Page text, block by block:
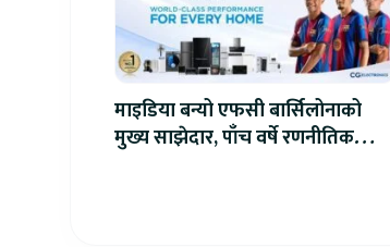
माइडिया बन्यो एफसी बार्सिलोनाको
मुख्य साझेदार, पाँच वर्षे रणनीतिक